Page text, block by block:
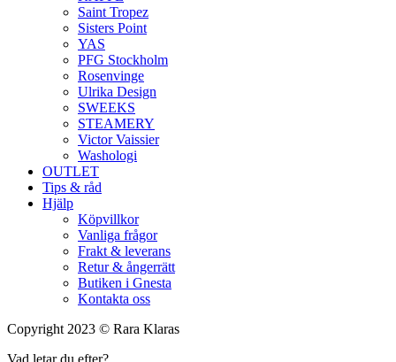
Saint Tropez
Sisters Point
YAS
PFG Stockholm
Rosenvinge
Ulrika Design
SWEEKS
STEAMERY
Victor Vaissier
Washologi
OUTLET
Tips & råd
Hjälp
Köpvillkor
Vanliga frågor
Frakt & leverans
Retur & ångerrätt
Butiken i Gnesta
Kontakta oss
Copyright 2023 © Rara Klaras
Vad letar du efter?